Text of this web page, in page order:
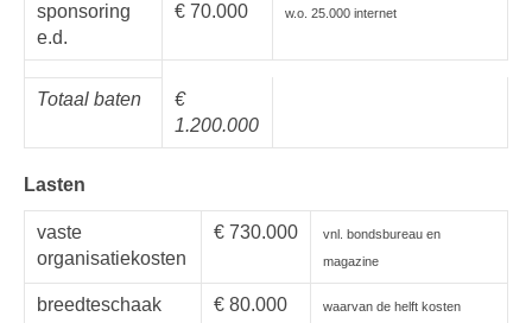
sponsoring
e.d.
€ 70.000 w.o. 25.000 internet
Totaal baten
€
1.200.000
Lasten
vaste
organisatiekosten
€ 730.000
vnl. bondsbureau en
magazine
breedteschaak € 80.000
waarvan de helft kosten